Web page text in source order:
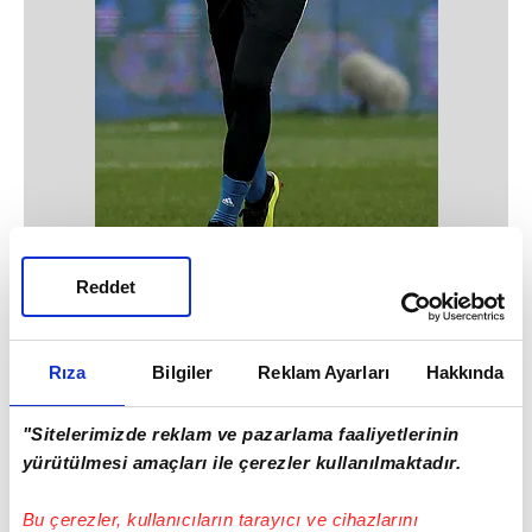
Rıza Bilgiler Reklam Ayarları Hakkında
"Sitelerimizde reklam ve pazarlama faaliyetlerinin
yürütülmesi amaçları ile çerezler kullanılmaktadır.
Bu çerezler, kullanıcıların tarayıcı ve cihazlarını
Reddet
Bu konuda en büyük koz ise kaleci Karius.